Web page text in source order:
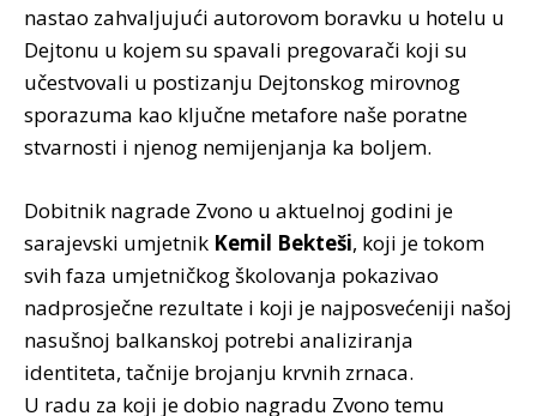
nastao zahvaljujući autorovom boravku u hotelu u
Dejtonu u kojem su spavali pregovarači koji su
učestvovali u postizanju Dejtonskog mirovnog
sporazuma kao ključne metafore naše poratne
stvarnosti i njenog nemijenjanja ka boljem.
Dobitnik nagrade Zvono u aktuelnoj godini je
sarajevski umjetnik Kemil Bekteši, koji je tokom
svih faza umjetničkog školovanja pokazivao
nadprosječne rezultate i koji je najposvećeniji našoj
nasušnoj balkanskoj potrebi analiziranja
identiteta, tačnije brojanju krvnih zrnaca.
U radu za koji je dobio nagradu Zvono temu